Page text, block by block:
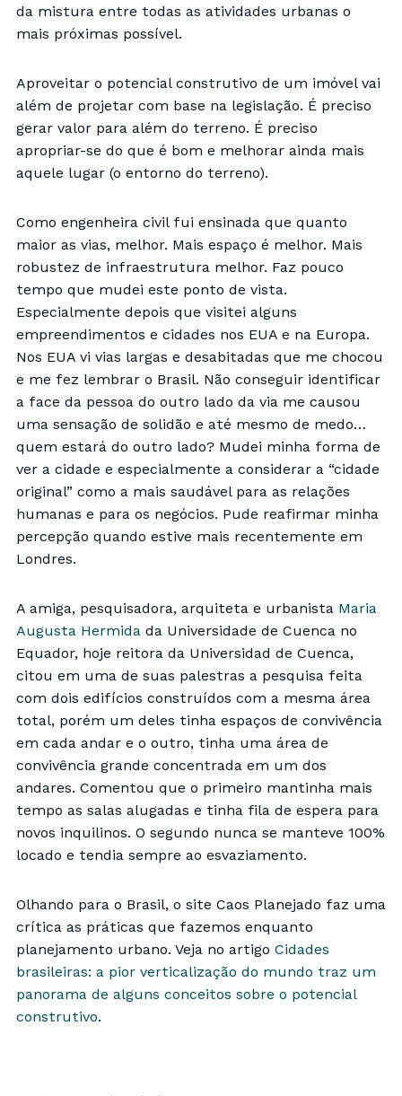
da mistura entre todas as atividades urbanas o
mais próximas possível.
Aproveitar o potencial construtivo de um imóvel vai
além de projetar com base na legislação. É preciso
gerar valor para além do terreno. É preciso
apropriar-se do que é bom e melhorar ainda mais
aquele lugar (o entorno do terreno).
Como engenheira civil fui ensinada que quanto
maior as vias, melhor. Mais espaço é melhor. Mais
robustez de infraestrutura melhor. Faz pouco
tempo que mudei este ponto de vista.
Especialmente depois que visitei alguns
empreendimentos e cidades nos EUA e na Europa.
Nos EUA vi vias largas e desabitadas que me chocou
e me fez lembrar o Brasil. Não conseguir identificar
a face da pessoa do outro lado da via me causou
uma sensação de solidão e até mesmo de medo…
quem estará do outro lado? Mudei minha forma de
ver a cidade e especialmente a considerar a “cidade
original” como a mais saudável para as relações
humanas e para os negócios. Pude reafirmar minha
percepção quando estive mais recentemente em
Londres.
A amiga, pesquisadora, arquiteta e urbanista Maria
Augusta Hermidada Universidade de Cuenca no
Equador, hoje reitora da Universidad de Cuenca,
citou em uma de suas palestras a pesquisa feita
com dois edifícios construídos com a mesma área
total, porém um deles tinha espaços de convivência
em cada andar e o outro, tinha uma área de
convivência grande concentrada em um dos
andares. Comentou que o primeiro mantinha mais
tempo as salas alugadas e tinha fila de espera para
novos inquilinos. O segundo nunca se manteve 100%
locado e tendia sempre ao esvaziamento.
Olhando para o Brasil, o site Caos Planejado faz uma
crítica as práticas que fazemos enquanto
planejamento urbano. Veja no artigo Cidades
brasileiras: a pior verticalização do mundo traz um
panorama de alguns conceitos sobre o potencial
construtivo.